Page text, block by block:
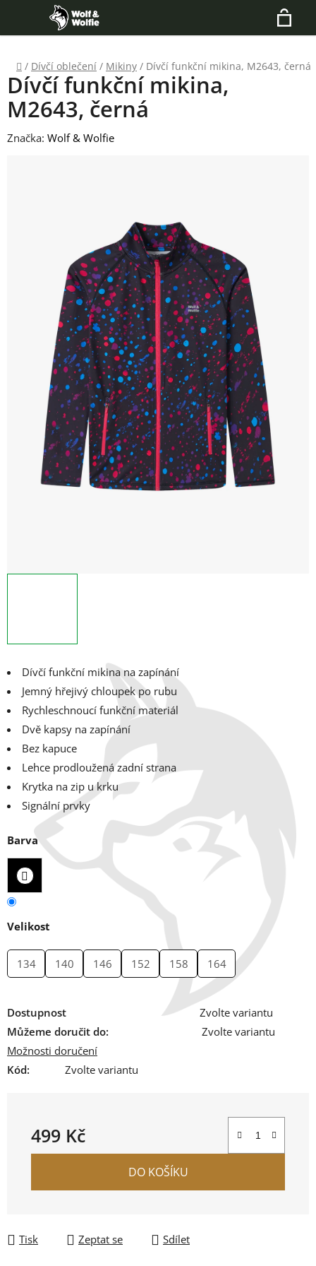
obsah
Hledat
Domů
/ Dívčí oblečení / Mikiny / Dívčí funkční mikina, M2643, černá
Dívčí funkční mikina na zapínání
Jemný hřejivý chloupek po rubu
Rychleschnoucí funkční materiál
Dvě kapsy na zapínání
Bez kapuce
Lehce prodloužená zadní strana
Krytka na zip u krku
Signální prvky
Barva
Velikost
134 140 146 152 158 164
Dostupnost
Zvolte variantu
Můžeme doručit do:
Zvolte variantu
Možnosti doručení
Kód:
Zvolte variantu
499 Kč
Měrná cena:
DO KOŠÍKU
Tisk Zeptat se Sdílet
Dívčí funkční mikina,
M2643, černá
Značka: Wolf & Wolfie